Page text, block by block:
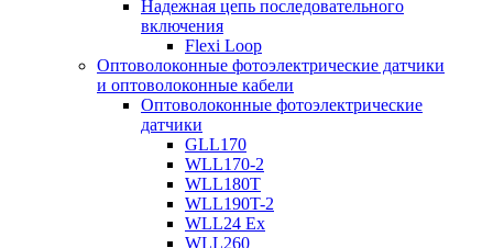
Надежная цепь последовательного
включения
Flexi Loop
Оптоволоконные фотоэлектрические датчики
и оптоволоконные кабели
Оптоволоконные фотоэлектрические
датчики
GLL170
WLL170-2
WLL180T
WLL190T-2
WLL24 Ex
WLL260